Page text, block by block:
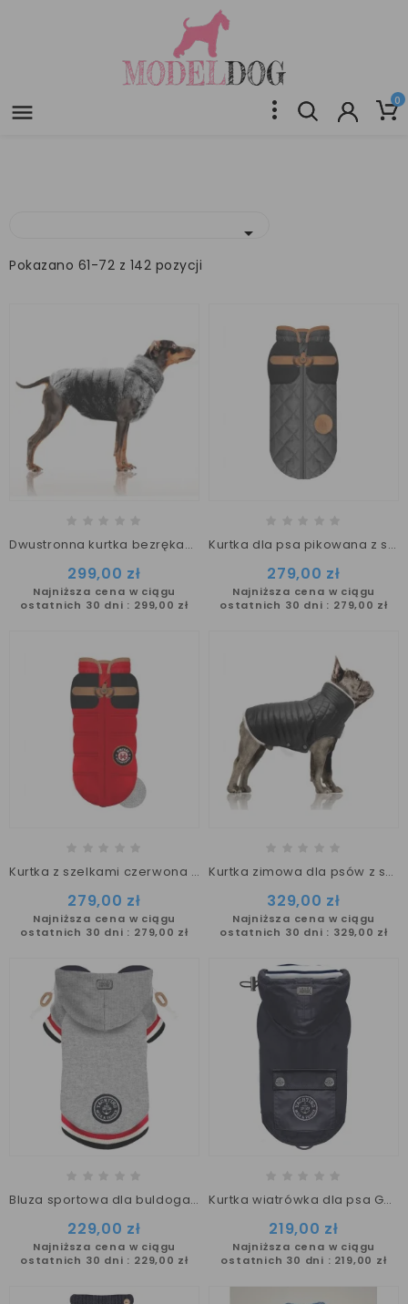
 0

Pokazano 61-72 z 142 pozycji
Dwustronna kurtka bezrękawnik Kristen Milk&Pepper
299,00 zł
Najniższa cena w ciągu
ostatnich 30 dni : 299,00 zł
Kurtka dla psa pikowana z szelkami Milk&Pepper szara GORDON
279,00 zł
Najniższa cena w ciągu
ostatnich 30 dni : 279,00 zł
Kurtka z szelkami czerwona Milk&Pepper Urban
279,00 zł
Najniższa cena w ciągu
ostatnich 30 dni : 279,00 zł
Kurtka zimowa dla psów z szeroka klatka piersiowa Joshua
329,00 zł
Najniższa cena w ciągu
ostatnich 30 dni : 329,00 zł
Bluza sportowa dla buldoga ARTIMON Milk&Pepper
229,00 zł
Najniższa cena w ciągu
ostatnich 30 dni : 229,00 zł
Kurtka wiatrówka dla psa GALAGHER Milk&Pepper rozmiar L/XL
219,00 zł
Najniższa cena w ciągu
ostatnich 30 dni : 219,00 zł